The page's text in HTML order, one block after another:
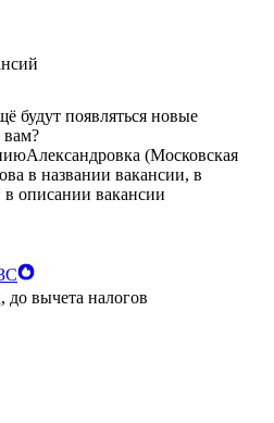
будут появляться новые
вам?
Александровка (Московская
в названии вакансии, в
описании вакансии
до вычета налогов